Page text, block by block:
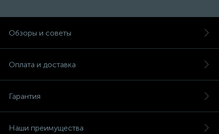
Обзоры и советы
Оплата и доставка
Гарантия
Наши преимущества